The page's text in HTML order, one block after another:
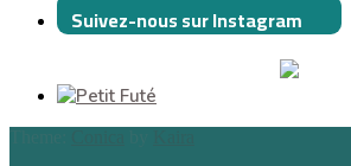
Suivez-nous sur Instagram